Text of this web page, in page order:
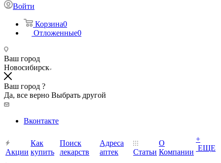
Войти
Корзина0
Отложенные0
Ваш город
Новосибирск
Ваш город ?
Да, все верно Выбрать другой
Вконтакте
Акции
Как
купить
Поиск
лекарств
Адреса
аптек
Статьи
О
Компании
+
ЕЩЕ